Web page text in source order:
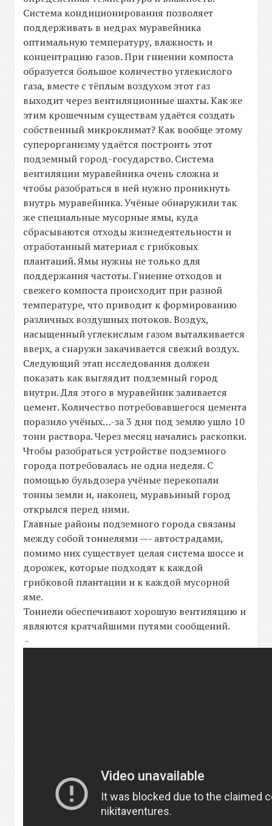
Система кондиционирования позволяет
поддерживать в недрах муравейника
оптимальную температуру, влажность и
концентрацию газов. При гниении компоста
образуется большое количество углекислого
газа, вместе с тёплым воздухом этот газ
выходит через вентиляционные шахты. Как же
этим крошечным существам удаётся создать
собственный микроклимат? Как вообще этому
суперорганизму удаётся построить этот
подземный город-государство. Система
вентиляции муравейника очень сложна и
чтобы разобраться в ней нужно проникнуть
внутрь муравейника. Учёные обнаружили так
же специальные мусорные ямы, куда
сбрасываются отходы жизнедеятельности и
отработанный материал с грибковых
плантаций. Ямы нужны не только для
поддержания частоты. Гниение отходов и
свежего компоста происходит при разной
температуре, что приводит к формированию
различных воздушных потоков. Воздух,
насыщенный углекислым газом выталкивается
вверх, а снаружи закачивается свежий воздух.
Следующий этап исследования должен
показать как выглядит подземный город
внутри. Для этого в муравейник заливается
цемент. Количество потребовавшегося цемента
поразило учёных…-за 3 дня под землю ушло 10
тонн раствора. Через месяц начались раскопки.
Чтобы разобраться устройстве подземного
города потребовалась не одна неделя. С
помощью бульдозера учёные перекопали
тонны земли и, наконец, муравьиный город
открылся перед ними.
Главные районы подземного города связаны
между собой тоннелями —- автострадами,
помимо них существует целая система шоссе и
дорожек, которые подходят к каждой
грибковой плантации и к каждой мусорной
яме.
Тоннели обеспечивают хорошую вентиляцию и
являются кратчайшими путями сообщений.
-